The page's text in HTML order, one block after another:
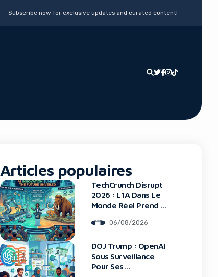
Subscribe now for exclusive updates and curated content!
Articles populaires
TechCrunch Disrupt
2026 : L’IA Dans Le
Monde Réel Prend La
06/08/2026
DOJ Trump : OpenAI
Sous Surveillance
Pour Ses